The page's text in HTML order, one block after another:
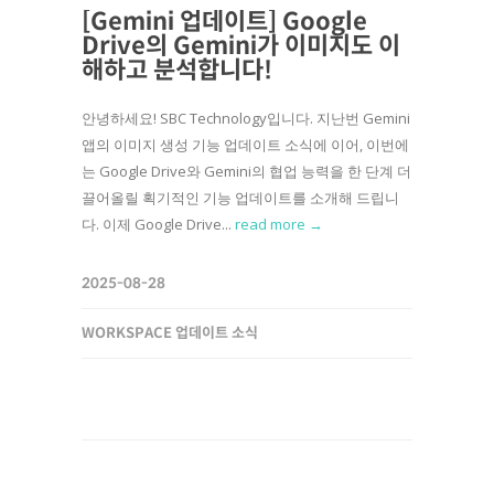
[Gemini 업데이트] Google
Drive의 Gemini가 이미지도 이
해하고 분석합니다!
안녕하세요! SBC Technology입니다. 지난번 Gemini
앱의 이미지 생성 기능 업데이트 소식에 이어, 이번에
는 Google Drive와 Gemini의 협업 능력을 한 단계 더
끌어올릴 획기적인 기능 업데이트를 소개해 드립니
다. 이제 Google Drive... read more →
2025-08-28
WORKSPACE 업데이트 소식